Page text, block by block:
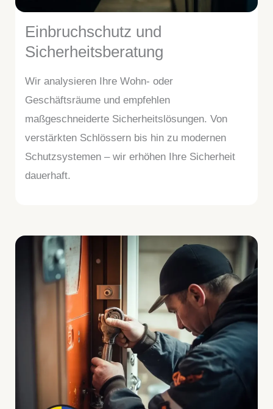
Einbruchschutz und
Sicherheitsberatung
Wir analysieren Ihre Wohn- oder
Geschäftsräume und empfehlen
maßgeschneiderte Sicherheitslösungen. Von
verstärkten Schlössern bis hin zu modernen
Schutzsystemen – wir erhöhen Ihre Sicherheit
dauerhaft.